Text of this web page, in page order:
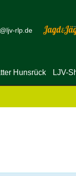
rlp.de
Hunsrück LJV-